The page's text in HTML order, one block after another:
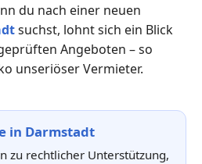
du nach einer neuen
suchst, lohnt sich ein Blick
Angeboten – so
unseriöser Vermieter.
in Darmstadt
zu rechtlicher Unterstützung,